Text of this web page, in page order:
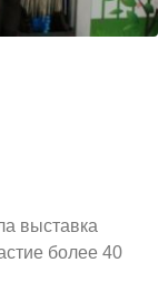
выставка
более 40